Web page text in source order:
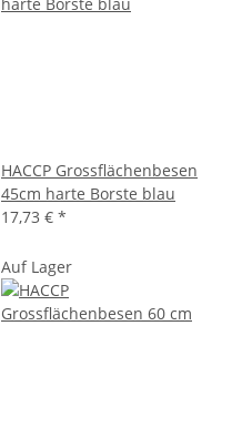
HACCP Grossflächenbesen
45cm harte Borste blau
17,73 € *
Auf Lager